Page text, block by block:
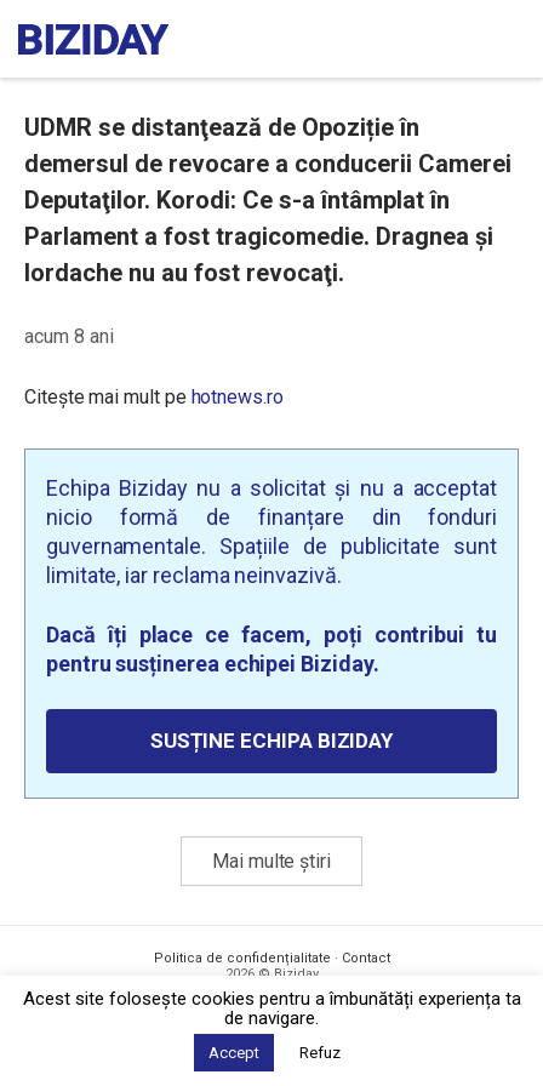
UDMR se distanţează de Opoziție în
demersul de revocare a conducerii Camerei
Deputaţilor. Korodi: Ce s-a întâmplat în
Parlament a fost tragicomedie. Dragnea și
Iordache nu au fost revocaţi.
acum 8 ani
Citește mai mult pe hotnews.ro
Echipa Biziday nu a solicitat și nu a acceptat
nicio formă de finanțare din fonduri
guvernamentale. Spațiile de publicitate sunt
limitate, iar reclama neinvazivă.
Dacă îți place ce facem, poți contribui tu
pentru susținerea echipei Biziday.
SUSȚINE ECHIPA BIZIDAY
Mai multe știri
Politica de confidențialitate · Contact
2026 © Biziday
Acest site foloseşte cookies pentru a îmbunătăți experiența ta
de navigare.
Accept Refuz